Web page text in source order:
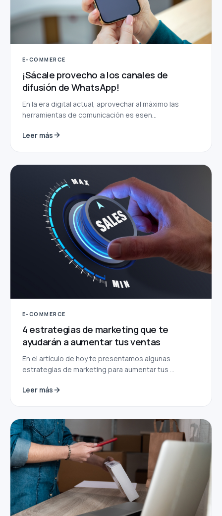
E-COMMERCE
¡Sácale provecho a los canales de
difusión de WhatsApp!
En la era digital actual, aprovechar al máximo las
herramientas de comunicación es esen...
Leer más
E-COMMERCE
4 estrategias de marketing que te
ayudarán a aumentar tus ventas
En el artículo de hoy te presentamos algunas
estrategias de marketing para aumentar tus ...
Leer más